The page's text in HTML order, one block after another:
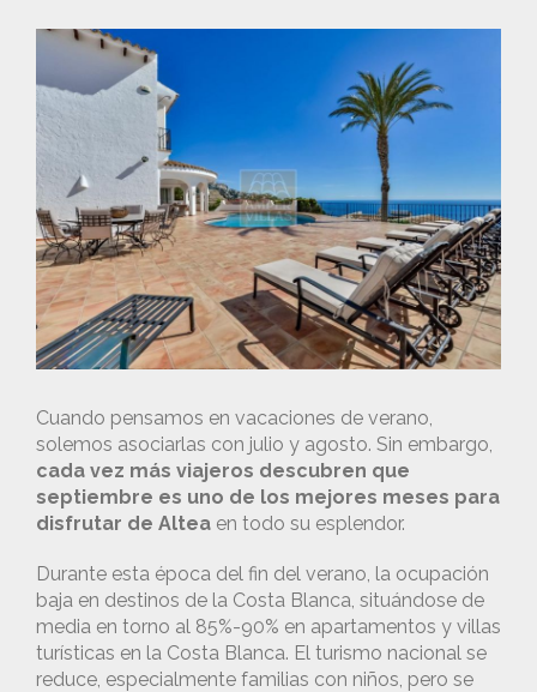
Cuando pensamos en vacaciones de verano,
solemos asociarlas con julio y agosto. Sin embargo,
cada vez más viajeros descubren que
septiembre es uno de los mejores meses para
disfrutar de Altea en todo su esplendor.
Durante esta época del fin del verano, la ocupación
baja en destinos de la Costa Blanca, situándose de
media en torno al 85%-90% en apartamentos y villas
turísticas en la Costa Blanca. El turismo nacional se
reduce, especialmente familias con niños, pero se